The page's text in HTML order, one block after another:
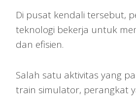
Di pusat kendali tersebut,
teknologi bekerja untuk
dan efisien.
Salah satu aktivitas yang
train simulator, perangkat